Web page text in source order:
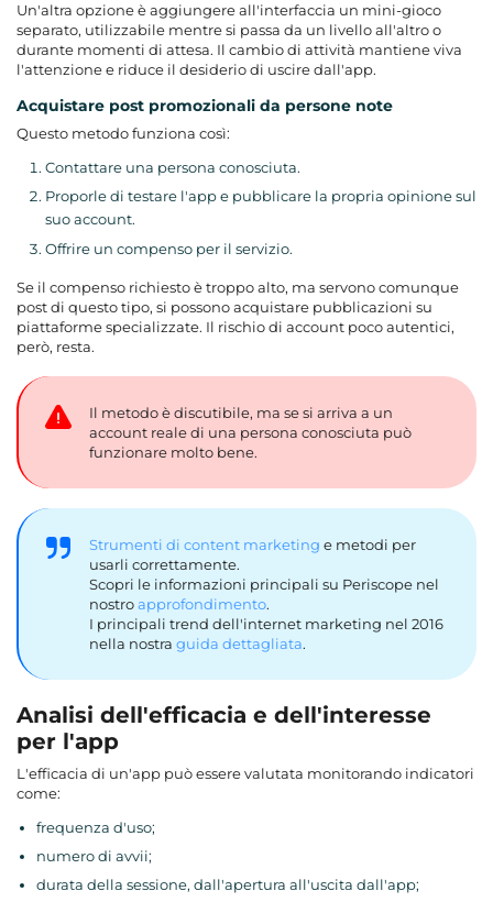
Un'altra opzione è aggiungere all'interfaccia un mini-gioco
separato, utilizzabile mentre si passa da un livello all'altro o
durante momenti di attesa. Il cambio di attività mantiene viva
l'attenzione e riduce il desiderio di uscire dall'app.
Acquistare post promozionali da persone note
Questo metodo funziona così:
Contattare una persona conosciuta.
Proporle di testare l'app e pubblicare la propria opinione sul
suo account.
Offrire un compenso per il servizio.
Se il compenso richiesto è troppo alto, ma servono comunque
post di questo tipo, si possono acquistare pubblicazioni su
piattaforme specializzate. Il rischio di account poco autentici,
però, resta.
Il metodo è discutibile, ma se si arriva a un
account reale di una persona conosciuta può
funzionare molto bene.
Strumenti di content marketing e metodi per
usarli correttamente.
Scopri le informazioni principali su Periscope nel
nostroapprofondimento.
I principali trend dell'internet marketing nel 2016
nella nostra guida dettagliata.
Analisi dell'efficacia e dell'interesse
per l'app
L'efficacia di un'app può essere valutata monitorando indicatori
come:
frequenza d'uso;
numero di avvii;
durata della sessione, dall'apertura all'uscita dall'app;